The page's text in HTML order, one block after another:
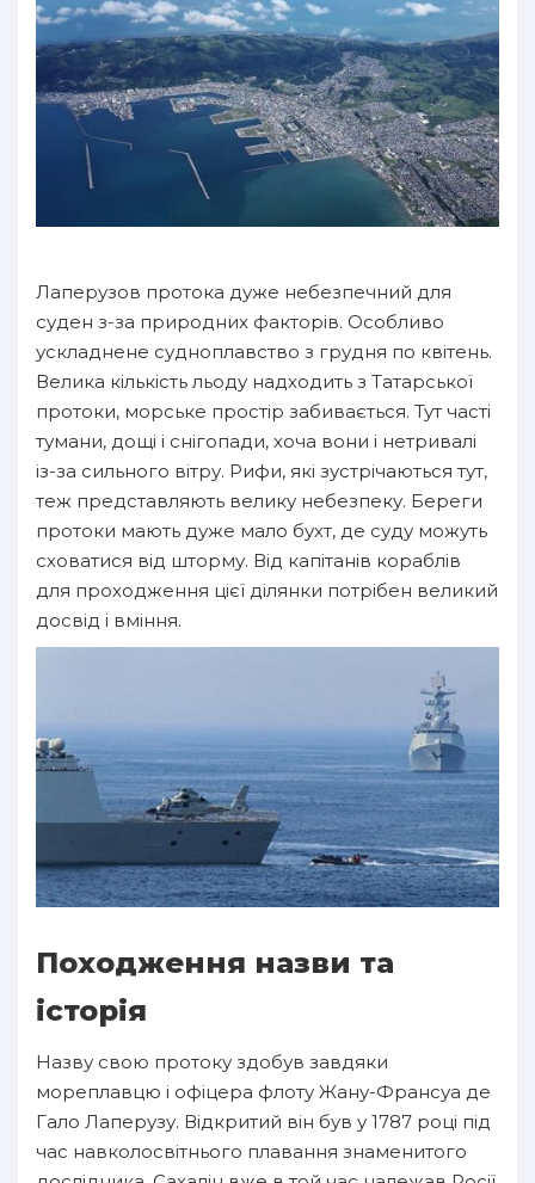
Лаперузов протока дуже небезпечний для
суден з-за природних факторів. Особливо
ускладнене судноплавство з грудня по квітень.
Велика кількість льоду надходить з Татарської
протоки, морське простір забивається. Тут часті
тумани, дощі і снігопади, хоча вони і нетривалі
із-за сильного вітру. Рифи, які зустрічаються тут,
теж представляють велику небезпеку. Береги
протоки мають дуже мало бухт, де суду можуть
сховатися від шторму. Від капітанів кораблів
для проходження цієї ділянки потрібен великий
досвід і вміння.
Походження назви та
історія
Назву свою протоку здобув завдяки
мореплавцю і офіцера флоту Жану-Франсуа де
Гало Лаперузу. Відкритий він був у 1787 році під
час навколосвітнього плавання знаменитого